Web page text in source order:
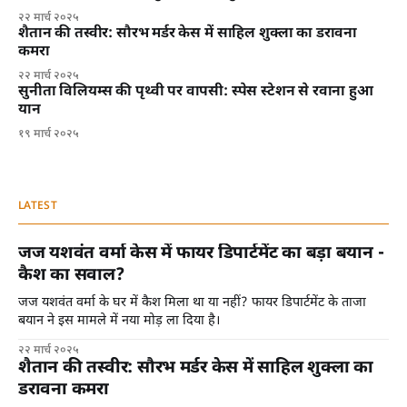
२२ मार्च २०२५
शैतान की तस्वीर: सौरभ मर्डर केस में साहिल शुक्ला का डरावना
कमरा
२२ मार्च २०२५
सुनीता विलियम्स की पृथ्वी पर वापसी: स्पेस स्टेशन से रवाना हुआ
यान
१९ मार्च २०२५
LATEST
जज यशवंत वर्मा केस में फायर डिपार्टमेंट का बड़ा बयान -
कैश का सवाल?
जज यशवंत वर्मा के घर में कैश मिला था या नहीं? फायर डिपार्टमेंट के ताजा
बयान ने इस मामले में नया मोड़ ला दिया है।
२२ मार्च २०२५
शैतान की तस्वीर: सौरभ मर्डर केस में साहिल शुक्ला का
डरावना कमरा